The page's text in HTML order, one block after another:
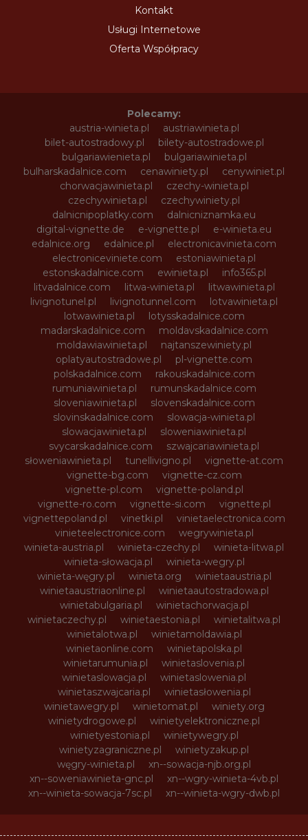
Kontakt
Usługi Internetowe
Oferta Współpracy
Polecamy:
austria-winieta.pl
austriawinieta.pl
bilet-autostradowy.pl
bilety-autostradowe.pl
bulgariawienieta.pl
bulgariawinieta.pl
bulharskadalnice.com
cenawiniety.pl
cenywiniet.pl
chorwacjawinieta.pl
czechy-winieta.pl
czechywinieta.pl
czechywiniety.pl
dalnicnipoplatky.com
dalnicniznamka.eu
digital-vignette.de
e-vignette.pl
e-winieta.eu
edalnice.org
edalnice.pl
electronicavinieta.com
electroniceviniete.com
estoniawinieta.pl
estonskadalnice.com
ewinieta.pl
info365.pl
litvadalnice.com
litwa-winieta.pl
litwawinieta.pl
livignotunel.pl
livignotunnel.com
lotvawinieta.pl
lotwawinieta.pl
lotysskadalnice.com
madarskadalnice.com
moldavskadalnice.com
moldawiawinieta.pl
najtanszewiniety.pl
oplatyautostradowe.pl
pl-vignette.com
polskadalnice.com
rakouskadalnice.com
rumuniawinieta.pl
rumunskadalnice.com
sloveniawinieta.pl
slovenskadalnice.com
slovinskadalnice.com
slowacja-winieta.pl
slowacjawinieta.pl
sloweniawinieta.pl
svycarskadalnice.com
szwajcariawinieta.pl
słoweniawinieta.pl
tunellivigno.pl
vignette-at.com
vignette-bg.com
vignette-cz.com
vignette-pl.com
vignette-poland.pl
vignette-ro.com
vignette-si.com
vignette.pl
vignettepoland.pl
vinetki.pl
vinietaelectronica.com
vinieteelectronice.com
wegrywinieta.pl
winieta-austria.pl
winieta-czechy.pl
winieta-litwa.pl
winieta-słowacja.pl
winieta-wegry.pl
winieta-węgry.pl
winieta.org
winietaaustria.pl
winietaaustriaonline.pl
winietaautostradowa.pl
winietabulgaria.pl
winietachorwacja.pl
winietaczechy.pl
winietaestonia.pl
winietalitwa.pl
winietalotwa.pl
winietamoldawia.pl
winietaonline.com
winietapolska.pl
winietarumunia.pl
winietaslovenia.pl
winietaslowacja.pl
winietaslowenia.pl
winietaszwajcaria.pl
winietasłowenia.pl
winietawegry.pl
winietomat.pl
winiety.org
winietydrogowe.pl
winietyelektroniczne.pl
winietyestonia.pl
winietywegry.pl
winietyzagraniczne.pl
winietyzakup.pl
węgry-winieta.pl
xn--sowacja-njb.org.pl
xn--soweniawinieta-gnc.pl
xn--wgry-winieta-4vb.pl
xn--winieta-sowacja-7sc.pl
xn--winieta-wgry-dwb.pl